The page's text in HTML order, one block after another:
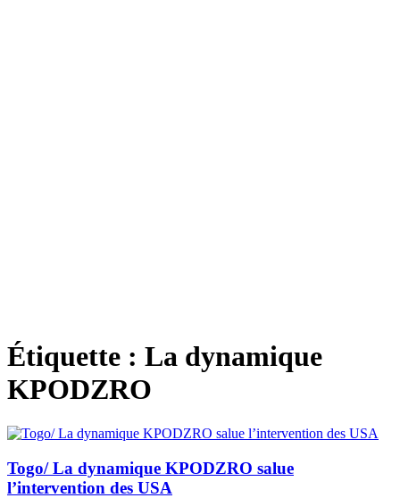
Étiquette : La dynamique
KPODZRO
Togo/ La dynamique KPODZRO salue
l’intervention des USA